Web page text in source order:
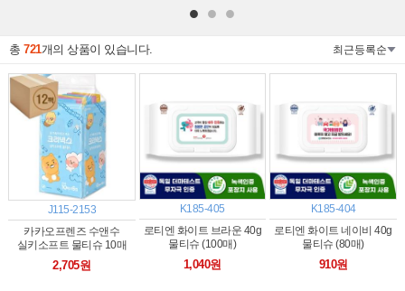
총 721개의 상품이 있습니다.
J115-2153
카카오프렌즈 수앤수
실키소프트 물티슈 10매
번들(10매*6개입)
2,705원
K185-405
로티엔 화이트 브라운 40g
물티슈 (100매)
1,040원
K185-404
로티엔 화이트 네이비 40g
물티슈 (80매)
910원